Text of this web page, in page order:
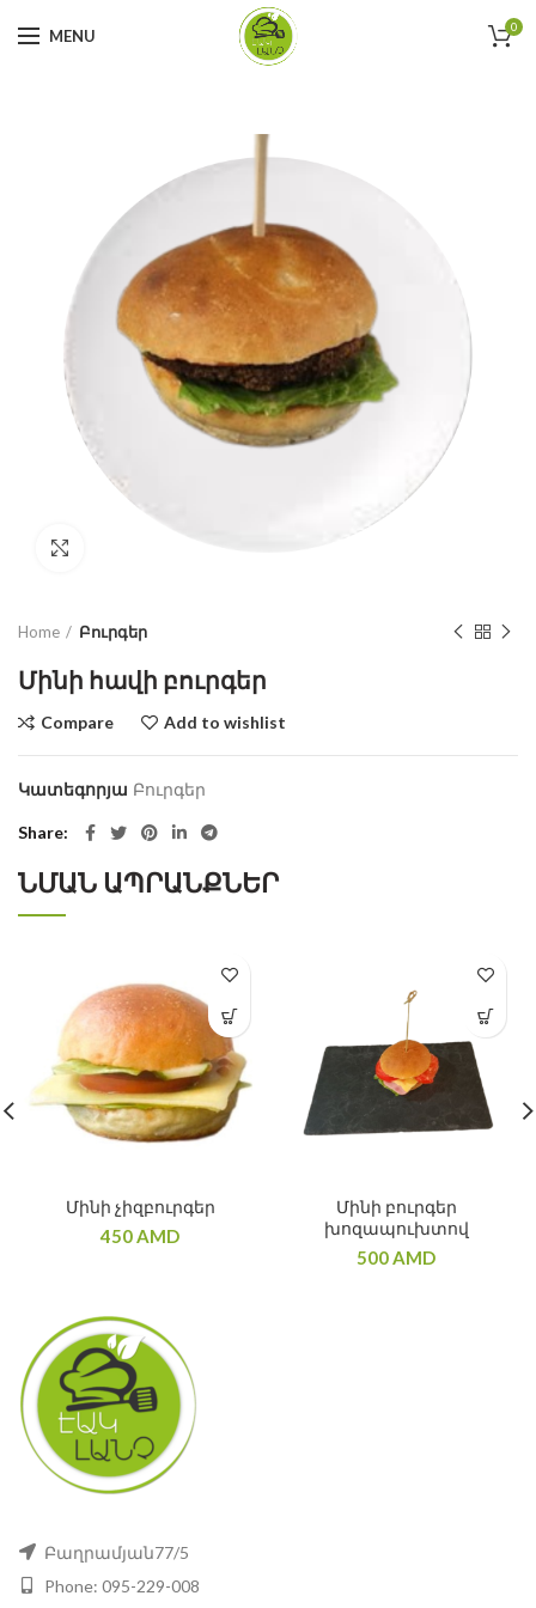
MENU 0
Home Բուրգեր
Մինի հավի բուրգեր
Compare Add to wishlist
Կատեգորյա Բուրգեր
Share
ՆՄԱՆ ԱՊՐԱՆՔՆԵՐ
Մինի չիզբուրգեր
450AMD
Մինի բուրգեր
խոզապուխտով
500AMD
Բաղրամյան77/5
Phone: 095-229-008